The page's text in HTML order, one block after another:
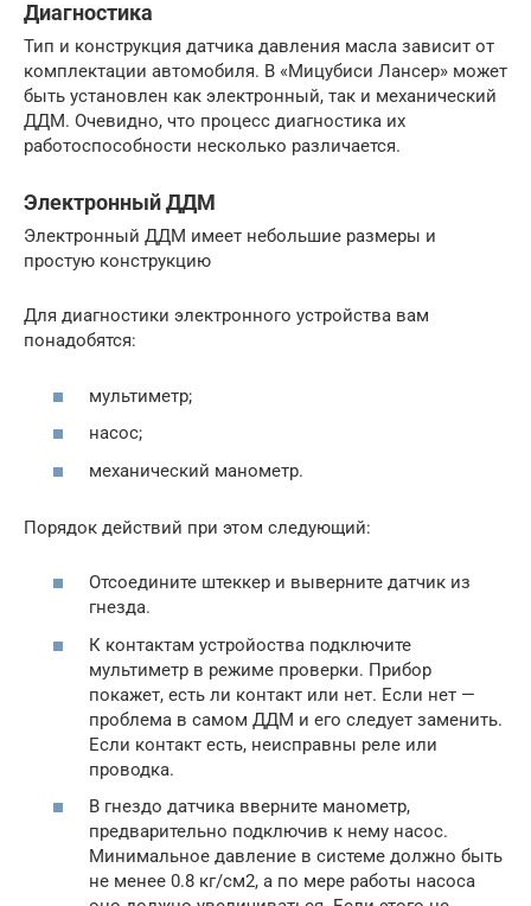
Диагностика
Тип и конструкция датчика давления масла зависит от
комплектации автомобиля. В «Мицубиси Лансер» может
быть установлен как электронный, так и механический
ДДМ. Очевидно, что процесс диагностика их
работоспособности несколько различается.
Электронный ДДМ
Электронный ДДМ имеет небольшие размеры и
простую конструкцию
Для диагностики электронного устройства вам
понадобятся:
мультиметр;
насос;
механический манометр.
Порядок действий при этом следующий:
Отсоедините штеккер и выверните датчик из
гнезда.
К контактам устройоства подключите
мультиметр в режиме проверки. Прибор
покажет, есть ли контакт или нет. Если нет —
проблема в самом ДДМ и его следует заменить.
Если контакт есть, неисправны реле или
проводка.
В гнездо датчика вверните манометр,
предварительно подключив к нему насос.
Минимальное давление в системе должно быть
не менее 0.8 кг/см2, а по мере работы насоса